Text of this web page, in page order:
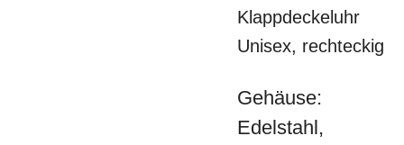
Klappdeckeluhr
Unisex, rechteckig
Gehäuse:
Edelstahl,